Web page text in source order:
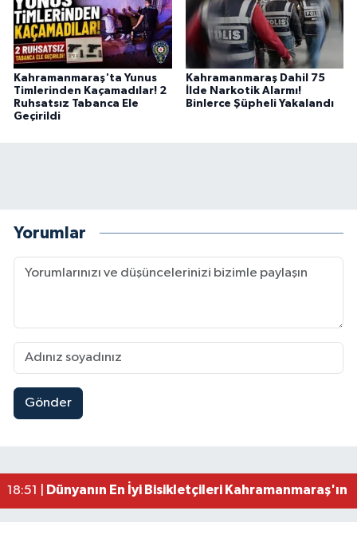
Kahramanmaraş'ta Yunus
Timlerinden Kaçamadılar! 2
Ruhsatsız Tabanca Ele
Geçirildi
Kahramanmaraş Dahil 75
İlde Narkotik Alarmı!
Binlerce Şüpheli Yakalandı
Yorumlar
Gönder
19:49 |Mersin'de Tatil Kabusu! Kahramanmaraşlı
18:51 |
Dünyanın En İyi Bisikletçileri Kahramanmaraş'ın
15:15 |Kahramanmaraş'ta Zehir Tacirlerine Eş Zamanlı